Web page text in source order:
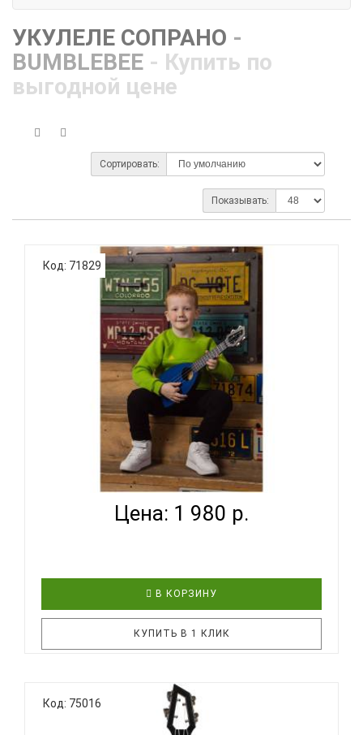
УКУЛЕЛЕ СОПРАНО -
BUMBLEBEE - Купить по
выгодной цене
Сортировать:
Показывать:
Код: 71829
BUMBLEBEE HIVE SOPRANO BL - УКУЛЕЛЕ СОПРАНО
~ СЕРИ...
Цена: 1 980 р.
В КОРЗИНУ
КУПИТЬ В 1 КЛИК
BUMBLEBEE Hive Soprano BL - надёжный,
практичный, удобный и, главное, доступный по
цене инструмент! Эта укулеле продолжает
Код: 75016